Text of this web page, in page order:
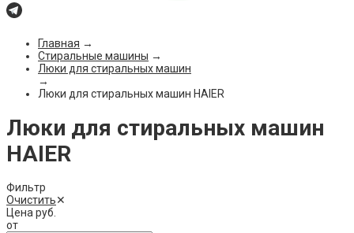
Главная →
Стиральные машины →
Люки для стиральных машин
→
Люки для стиральных машин HAIER
Люки для стиральных машин
HAIER
Фильтр
Очистить✕
Ценаруб.
от